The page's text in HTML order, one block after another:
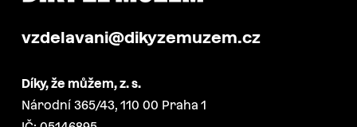
vzdelavani@dikyzemuzem.cz
Díky, že můžem, z. s.
Národní 365/43, 110 00 Praha 1